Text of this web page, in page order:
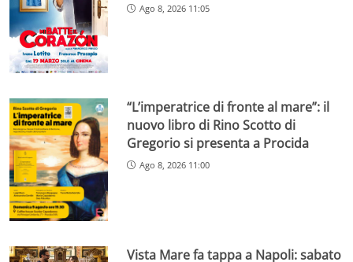
Ago 8, 2026 11:05
“L’imperatrice di fronte al mare”: il
nuovo libro di Rino Scotto di
Gregorio si presenta a Procida
Ago 8, 2026 11:00
Vista Mare fa tappa a Napoli: sabato